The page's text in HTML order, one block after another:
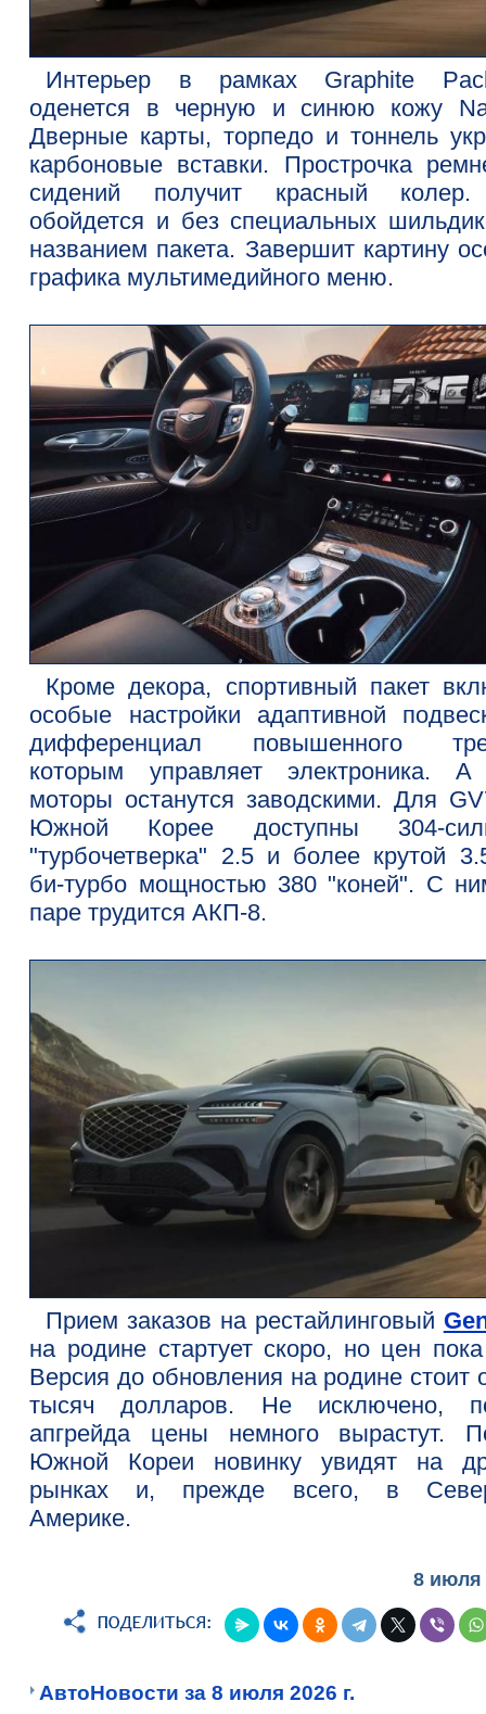
Интерьер в рамках Graphite
оденется в черную и синюю кожу
Дверные карты, торпедо и тоннель
карбоновые вставки. Прострочка
сидений получит красный
обойдется и без специальных
названием пакета. Завершит картину
графика мультимедийного меню.
Кроме декора, спортивный пакет
особые настройки адаптивной
дифференциал повышенного
которым управляет электроника.
моторы останутся заводскими. Для
Южной Корее доступны 304-
"турбочетверка" 2.5 и более крутой
би-турбо мощностью 380 "коней". С
паре трудится АКП-8.
Прием заказов на рестайлинговый
на родине стартует скоро, но цен
Версия до обновления на родине стоит
тысяч долларов. Не исключено,
апгрейда цены немного вырастут.
Южной Кореи новинку увидят на
рынках и, прежде всего, в
Америке.
8 июля
АвтоНовости за 8 июля 2026 г.